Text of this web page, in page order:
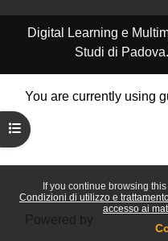
If you continue browsing
Condizioni di utilizzo e
accesso ai
Open course index
Digital Learning e
Studi di
You are currently using
Data retention summary
Policies
Powered by